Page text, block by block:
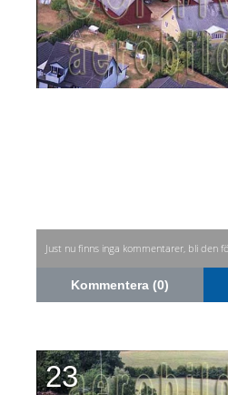
Just nu finns inga kommentarer, bli den
Kommentera (0)
23